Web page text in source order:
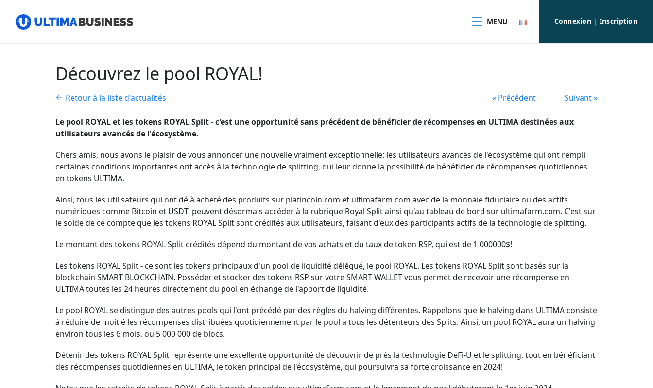
MENU Connexion | Inscription
Découvrez le pool ROYAL!
Retour à la liste d'actualités « Précédent | Suivant »
Le pool ROYAL et les tokens ROYAL Split - c'est une opportunité sans précédent de bénéficier de récompenses en ULTIMA destinées aux
utilisateurs avancés de l'écosystème.
Chers amis, nous avons le plaisir de vous annoncer une nouvelle vraiment exceptionnelle: les utilisateurs avancés de l'écosystème qui ont rempli
certaines conditions importantes ont accès à la technologie de splitting, qui leur donne la possibilité de bénéficier de récompenses quotidiennes
en tokens ULTIMA.
Ainsi, tous les utilisateurs qui ont déjà acheté des produits sur platincoin.com et ultimafarm.com avec de la monnaie fiduciaire ou des actifs
numériques comme Bitcoin et USDT, peuvent désormais accéder à la rubrique Royal Split ainsi qu'au tableau de bord sur ultimafarm.com. C'est sur
le solde de ce compte que les tokens ROYAL Split sont crédités aux utilisateurs, faisant d'eux des participants actifs de la technologie de splitting.
Le montant des tokens ROYAL Split crédités dépend du montant de vos achats et du taux de token RSP, qui est de 1 000000$!
Les tokens ROYAL Split - ce sont les tokens principaux d'un pool de liquidité délégué, le pool ROYAL. Les tokens ROYAL Split sont basés sur la
blockchain SMART BLOCKCHAIN. Posséder et stocker des tokens RSP sur votre SMART WALLET vous permet de recevoir une récompense en
ULTIMA toutes les 24 heures directement du pool en échange de l'apport de liquidité.
Le pool ROYAL se distingue des autres pools qui l'ont précédé par des règles du halving différentes. Rappelons que le halving dans ULTIMA consiste
à réduire de moitié les récompenses distribuées quotidiennement par le pool à tous les détenteurs des Splits. Ainsi, un pool ROYAL aura un halving
environ tous les 6 mois, ou 5 000 000 de blocs.
Détenir des tokens ROYAL Split représente une excellente opportunité de découvrir de près la technologie DeFi-U et le splitting, tout en bénéficiant
des récompenses quotidiennes en ULTIMA, le token principal de l'écosystème, qui poursuivra sa forte croissance en 2024!